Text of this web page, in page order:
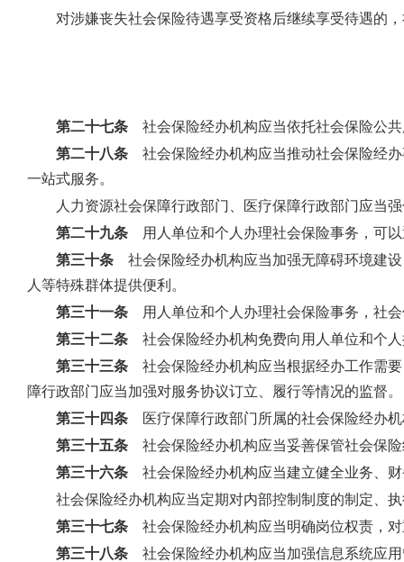
对涉嫌丧失社会保险待遇享受资格后继续享受待遇的
第二十七条 社会保险经办机构应当依托社会保险公
第二十八条 社会保险经办机构应当推动社会保险经
一站式服务。
人力资源社会保障行政部门、医疗保障行政部门应当
第二十九条 用人单位和个人办理社会保险事务，可
第三十条 社会保险经办机构应当加强无障碍环境建
人等特殊群体提供便利。
第三十一条 用人单位和个人办理社会保险事务，社
第三十二条 社会保险经办机构免费向用人单位和个
第三十三条 社会保险经办机构应当根据经办工作需
障行政部门应当加强对服务协议订立、履行等情况的监督。
第三十四条 医疗保障行政部门所属的社会保险经办
第三十五条 社会保险经办机构应当妥善保管社会保
第三十六条 社会保险经办机构应当建立健全业务、
社会保险经办机构应当定期对内部控制制度的制定、
第三十七条 社会保险经办机构应当明确岗位权责，
第三十八条 社会保险经办机构应当加强信息系统应